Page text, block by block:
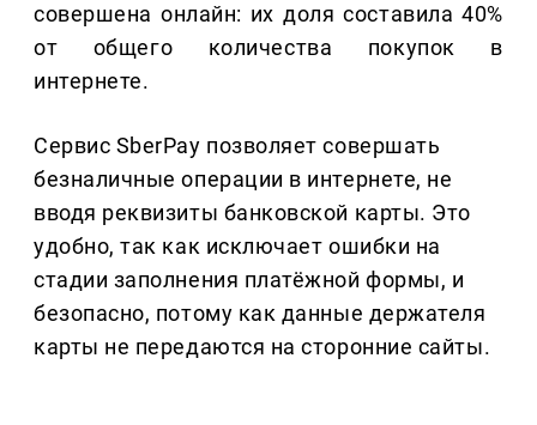
совершена онлайн: их доля составила 40%
от общего количества покупок в
интернете.
Сервис SberPay позволяет совершать
безналичные операции в интернете, не
вводя реквизиты банковской карты. Это
удобно, так как исключает ошибки на
стадии заполнения платёжной формы, и
безопасно, потому как данные держателя
карты не передаются на сторонние сайты.